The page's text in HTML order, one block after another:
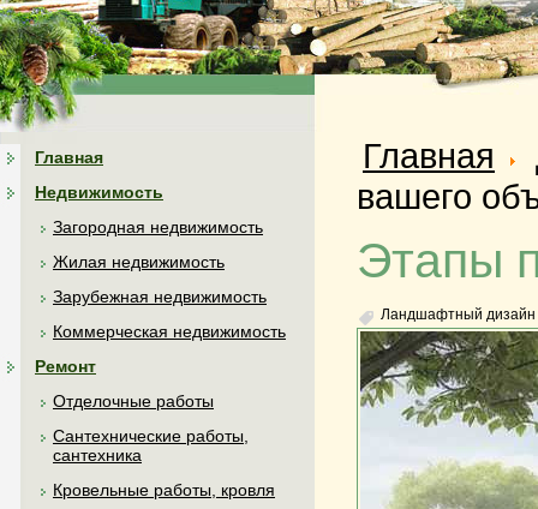
Главная
Недвижимость
Загородная недвижимость
Жилая недвижимость
Зарубежная недвижимость
Коммерческая недвижимость
Ремонт
Отделочные работы
Сантехнические работы,
сантехника
Кровельные работы, кровля
Главная
вашего
Этапы
Ландшафтный дизайн